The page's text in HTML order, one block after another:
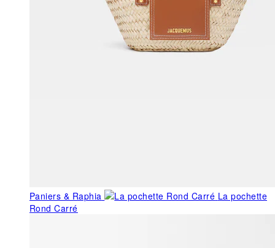
Paniers & Raphia
La pochette
Rond Carré